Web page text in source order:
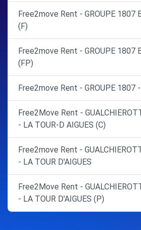
Free2move Rent - GROUPE 1807
(F)
Free2move Rent - GROUPE 1807
(FP)
Free2move Rent - GROUPE 1807
Free2Move Rent -
- LA TOUR-D AIGUES (C)
Free2move Rent -
- LA TOUR D'AIGUES
Free2Move Rent -
- LA TOUR D'AIGUES (P)